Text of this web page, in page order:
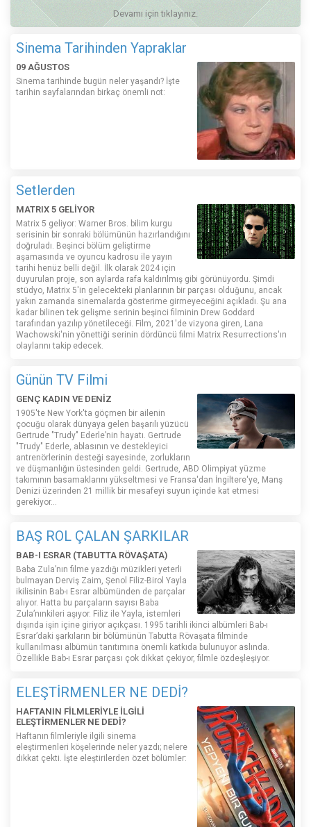
Devamı için tıklayınız.
Sinema Tarihinden Yapraklar
09 AĞUSTOS
Sinema tarihinde bugün neler yaşandı? İşte
tarihin sayfalarından birkaç önemli not:
Setlerden
MATRIX 5 GELİYOR
Matrix 5 geliyor: Warner Bros. bilim kurgu
serisinin bir sonraki bölümünün hazırlandığını
doğruladı. Beşinci bölüm geliştirme
aşamasında ve oyuncu kadrosu ile yayın
tarihi henüz belli değil. İlk olarak 2024 için
duyurulan proje, son aylarda rafa kaldırılmış gibi görünüyordu. Şimdi
stüdyo, Matrix 5'in gelecekteki planlarının bir parçası olduğunu, ancak
yakın zamanda sinemalarda gösterime girmeyeceğini açıkladı. Şu ana
kadar bilinen tek gelişme serinin beşinci filminin Drew Goddard
tarafından yazılıp yönetileceği. Film, 2021'de vizyona giren, Lana
Wachowski'nin yönettiği serinin dördüncü filmi Matrix Resurrections'ın
olaylarını takip edecek.
Günün TV Filmi
GENÇ KADIN VE DENİZ
1905'te New York'ta göçmen bir ailenin
çocuğu olarak dünyaya gelen başarılı yüzücü
Gertrude "Trudy" Ederle’nin hayatı. Gertrude
"Trudy" Ederle, ablasının ve destekleyici
antrenörlerinin desteği sayesinde, zorlukların
ve düşmanlığın üstesinden geldi. Gertrude, ABD Olimpiyat yüzme
takımının basamaklarını yükseltmesi ve Fransa'dan İngiltere'ye, Manş
Denizi üzerinden 21 millik bir mesafeyi suyun içinde kat etmesi
gerekiyor...
BAŞ ROL ÇALAN ŞARKILAR
BAB-I ESRAR (TABUTTA RÖVAŞATA)
Baba Zula’nın filme yazdığı müzikleri yeterli
bulmayan Derviş Zaim, Şenol Filiz-Birol Yayla
ikilisinin Bab-ı Esrar albümünden de parçalar
alıyor. Hatta bu parçaların sayısı Baba
Zula’nınkileri aşıyor. Filiz ile Yayla, istemleri
dışında işin içine giriyor açıkçası. 1995 tarihli ikinci albümleri Bab-ı
Esrar’daki şarkıların bir bölümünün Tabutta Rövaşata filminde
kullanılması albümün tanıtımına önemli katkıda bulunuyor aslında.
Özellikle Bab-ı Esrar parçası çok dikkat çekiyor, filmle özdeşleşiyor.
ELEŞTİRMENLER NE DEDİ?
HAFTANIN FİLMLERİYLE İLGİLİ
ELEŞTİRMENLER NE DEDİ?
Haftanın filmleriyle ilgili sinema
eleştirmenleri köşelerinde neler yazdı; nelere
dikkat çekti. İşte eleştirilerden özet bölümler: